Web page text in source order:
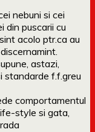
nebuni si cei
din puscarii cu
acolo ptr.ca au
astazi,
standarde f.f.greu
comportamentul
style si gata,